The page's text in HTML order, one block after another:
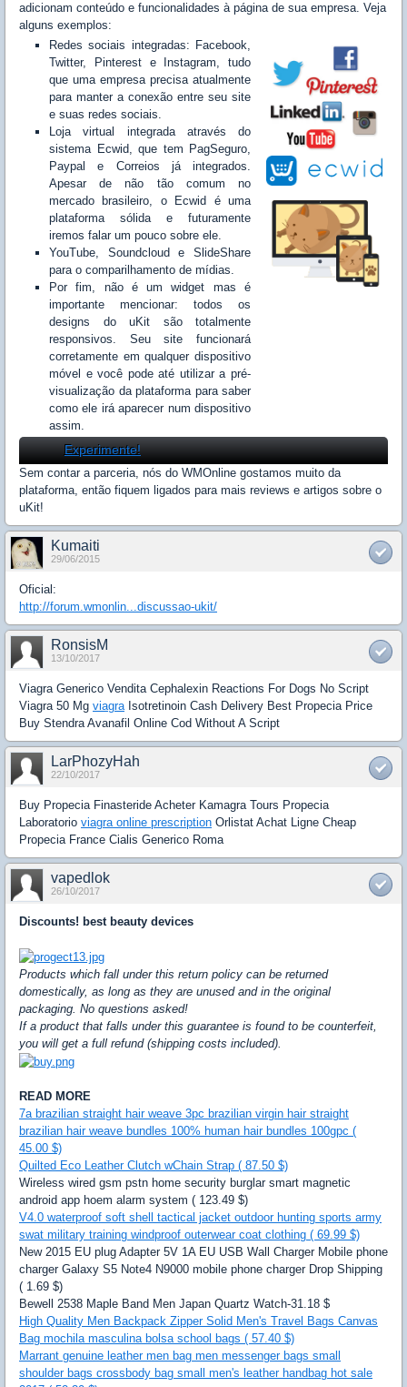
adicionam conteúdo e funcionalidades à página de sua empresa. Veja
alguns exemplos:
Redes sociais integradas: Facebook,
Twitter, Pinterest e Instagram, tudo
que uma empresa precisa atualmente
para manter a conexão entre seu site
e suas redes sociais.
Loja virtual integrada através do
sistema Ecwid, que tem PagSeguro,
Paypal e Correios já integrados.
Apesar de não tão comum no
mercado brasileiro, o Ecwid é uma
plataforma sólida e futuramente
iremos falar um pouco sobre ele.
YouTube, Soundcloud e SlideShare
para o comparilhamento de mídias.
Por fim, não é um widget mas é
importante mencionar: todos os
designs do uKit são totalmente
responsivos. Seu site funcionará
corretamente em qualquer dispositivo
móvel e você pode até utilizar a pré-
visualização da plataforma para saber
como ele irá aparecer num dispositivo
assim.
Experimente!
Sem contar a parceria, nós do WMOnline gostamos muito da
plataforma, então fiquem ligados para mais reviews e artigos sobre o
uKit!
Kumaiti
29/06/2015
Oficial:
http://forum.wmonlin...discussao-ukit/
RonsisM
13/10/2017
Viagra Generico Vendita Cephalexin Reactions For Dogs No Script
Viagra 50 Mg viagraIsotretinoin Cash Delivery Best Propecia Price
Buy Stendra Avanafil Online Cod Without A Script
LarPhozyHah
22/10/2017
Buy Propecia Finasteride Acheter Kamagra Tours Propecia
Laboratorio viagra online prescription Orlistat Achat Ligne Cheap
Propecia France Cialis Generico Roma
vapedlok
26/10/2017
Discounts! best beauty devices
Products which fall under this return policy can be returned
domestically, as long as they are unused and in the original
packaging. No questions asked!
If a product that falls under this guarantee is found to be counterfeit,
you will get a full refund (shipping costs included).
READ MORE
7a brazilian straight hair weave 3pc brazilian virgin hair straight
brazilian hair weave bundles 100% human hair bundles 100gpc (
45.00 $)
Quilted Eco Leather Clutch wChain Strap ( 87.50 $)
Wireless wired gsm pstn home security burglar smart magnetic
android app hoem alarm system ( 123.49 $)
V4.0 waterproof soft shell tactical jacket outdoor hunting sports army
swat military training windproof outerwear coat clothing ( 69.99 $)
New 2015 EU plug Adapter 5V 1A EU USB Wall Charger Mobile phone
charger Galaxy S5 Note4 N9000 mobile phone charger Drop Shipping
( 1.69 $)
Bewell 2538 Maple Band Men Japan Quartz Watch-31.18 $
High Quality Men Backpack Zipper Solid Men's Travel Bags Canvas
Bag mochila masculina bolsa school bags ( 57.40 $)
Marrant genuine leather men bag men messenger bags small
shoulder bags crossbody bag small men's leather handbag hot sale